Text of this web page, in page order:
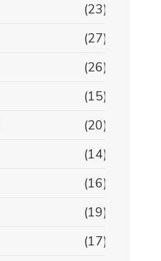
(23)
(27)
(26)
(15)
(20)
(14)
(16)
(19)
(17)